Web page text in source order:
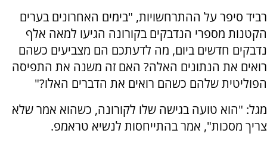
רביד סיפר על ההתרחשויות, "בימים האחרונים בערים
הקטנות מספרי הנדבקים בקורונה הגיעו למאה אלף
נדבקים חדשים ביום, מה לדעתכם הם מצביעים כשהם
רואים את הנתונים האלה? האם זה משנה את התפיסה
הפוליטית שלהם כשהם רואים את הדברים האלו?"
מגל: "הוא טועה בגישה שלו לקורונה, כשהוא אמר שלא
צריך מסכות", אמר בהתייחסות לנשיא טראמפ.